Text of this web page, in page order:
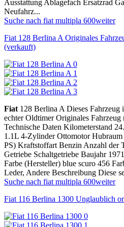
Ausstattung Ablagefach Ersatzrad
Neufahrz...
Suche nach fiat multipla 600weiter
Fiat 128 Berlina A Originales
(verkauft)
Fiat 128 Berlina A Dieses
echter Oldtimer Originales
Technische Daten Kilometerstand
1.1L 4-Zylinder Ottomotor
PS) Kraftstoffart Benzin Anzahl der
Getriebe Schaltgetriebe Baujahr
Farbe (Hersteller) blue scuro 456
Leder, Andere Beschreibung Diese
Suche nach fiat multipla 600weiter
Fiat 116 Berlina 1300 Unglaublich